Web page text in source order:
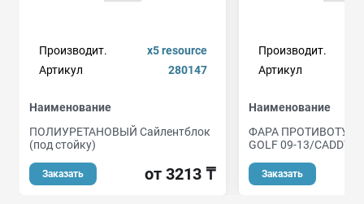
Производит.
x5 resource
Артикул
280147
Наименование
ПОЛИУРЕТАНОВЫЙ Сайлентблок
(под стойку)
Заказать от 3213 ₸
Производит.
Артикул
Наименование
ФАРА ПРОТИВОТУМ
GOLF 09-13/CADDY
Заказать